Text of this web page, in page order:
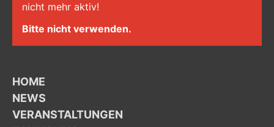
nicht mehr aktiv!
Bitte nicht verwenden.
HOME
NEWS
VERANSTALTUNGEN